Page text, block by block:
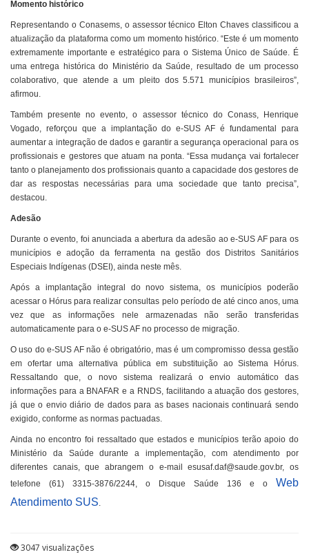
Momento histórico
Representando o Conasems, o assessor técnico Elton Chaves classificou a
atualização da plataforma como um momento histórico. “Este é um momento
extremamente importante e estratégico para o Sistema Único de Saúde. É
uma entrega histórica do Ministério da Saúde, resultado de um processo
colaborativo, que atende a um pleito dos 5.571 municípios brasileiros”,
afirmou.
Também presente no evento, o assessor técnico do Conass, Henrique
Vogado, reforçou que a implantação do e-SUS AF é fundamental para
aumentar a integração de dados e garantir a segurança operacional para os
profissionais e gestores que atuam na ponta. “Essa mudança vai fortalecer
tanto o planejamento dos profissionais quanto a capacidade dos gestores de
dar as respostas necessárias para uma sociedade que tanto precisa”,
destacou.
Adesão
Durante o evento, foi anunciada a abertura da adesão ao e-SUS AF para os
municípios e adoção da ferramenta na gestão dos Distritos Sanitários
Especiais Indígenas (DSEI), ainda neste mês.
Após a implantação integral do novo sistema, os municípios poderão
acessar o Hórus para realizar consultas pelo período de até cinco anos, uma
vez que as informações nele armazenadas não serão transferidas
automaticamente para o e-SUS AF no processo de migração.
O uso do e-SUS AF não é obrigatório, mas é um compromisso dessa gestão
em ofertar uma alternativa pública em substituição ao Sistema Hórus.
Ressaltando que, o novo sistema realizará o envio automático das
informações para a BNAFAR e a RNDS, facilitando a atuação dos gestores,
já que o envio diário de dados para as bases nacionais continuará sendo
exigido, conforme as normas pactuadas.
Ainda no encontro foi ressaltado que estados e municípios terão apoio do
Ministério da Saúde durante a implementação, com atendimento por
diferentes canais, que abrangem o e-mail esusaf.daf@saude.gov.br, os
telefone (61) 3315-3876/2244, o Disque Saúde 136 e o Web
Atendimento SUS.
3047 visualizações